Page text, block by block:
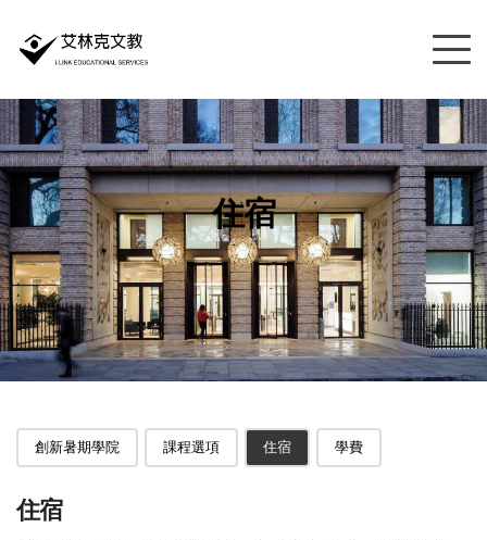
住宿
創新暑期學院 課程選項 住宿 學費
住宿